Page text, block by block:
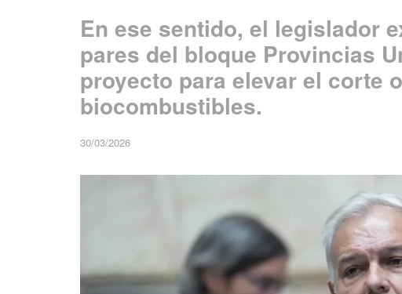
En ese sentido, el legislador
pares del bloque Provincias
proyecto para elevar el corte
biocombustibles.
30/03/2026